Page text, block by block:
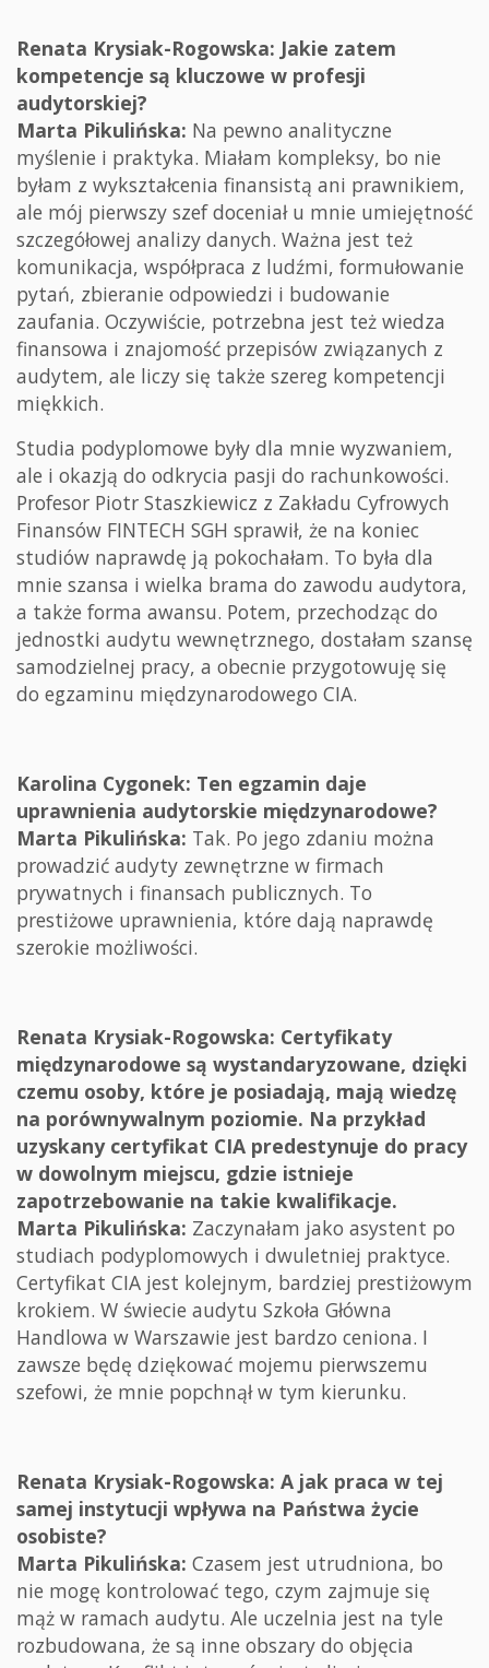
Renata Krysiak-Rogowska: Jakie zatem
kompetencje są kluczowe w profesji
audytorskiej?
Marta Pikulińska: Na pewno analityczne
myślenie i praktyka. Miałam kompleksy, bo nie
byłam z wykształcenia finansistą ani prawnikiem,
ale mój pierwszy szef doceniał u mnie umiejętność
szczegółowej analizy danych. Ważna jest też
komunikacja, współpraca z ludźmi, formułowanie
pytań, zbieranie odpowiedzi i budowanie
zaufania. Oczywiście, potrzebna jest też wiedza
finansowa i znajomość przepisów związanych z
audytem, ale liczy się także szereg kompetencji
miękkich.
Studia podyplomowe były dla mnie wyzwaniem,
ale i okazją do odkrycia pasji do rachunkowości.
Profesor Piotr Staszkiewicz z Zakładu Cyfrowych
Finansów FINTECH SGH sprawił, że na koniec
studiów naprawdę ją pokochałam. To była dla
mnie szansa i wielka brama do zawodu audytora,
a także forma awansu. Potem, przechodząc do
jednostki audytu wewnętrznego, dostałam szansę
samodzielnej pracy, a obecnie przygotowuję się
do egzaminu międzynarodowego CIA.
Karolina Cygonek: Ten egzamin daje
uprawnienia audytorskie międzynarodowe?
Marta Pikulińska: Tak. Po jego zdaniu można
prowadzić audyty zewnętrzne w firmach
prywatnych i finansach publicznych. To
prestiżowe uprawnienia, które dają naprawdę
szerokie możliwości.
Renata Krysiak-Rogowska: Certyfikaty
międzynarodowe są wystandaryzowane, dzięki
czemu osoby, które je posiadają, mają wiedzę
na porównywalnym poziomie. Na przykład
uzyskany certyfikat CIA predestynuje do pracy
w dowolnym miejscu, gdzie istnieje
zapotrzebowanie na takie kwalifikacje.
Marta Pikulińska: Zaczynałam jako asystent po
studiach podyplomowych i dwuletniej praktyce.
Certyfikat CIA jest kolejnym, bardziej prestiżowym
krokiem. W świecie audytu Szkoła Główna
Handlowa w Warszawie jest bardzo ceniona. I
zawsze będę dziękować mojemu pierwszemu
szefowi, że mnie popchnął w tym kierunku.
Renata Krysiak-Rogowska: A jak praca w tej
samej instytucji wpływa na Państwa życie
osobiste?
Marta Pikulińska: Czasem jest utrudniona, bo
nie mogę kontrolować tego, czym zajmuje się
mąż w ramach audytu. Ale uczelnia jest na tyle
rozbudowana, że są inne obszary do objęcia